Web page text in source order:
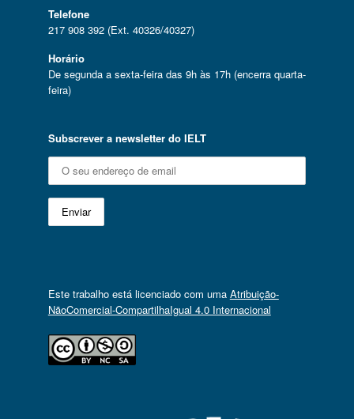
Telefone
217 908 392 (Ext. 40326/40327)
Horário
De segunda a sexta-feira das 9h às 17h (encerra quarta-
feira)
Subscrever a newsletter do IELT
Este trabalho está licenciado com uma Atribuição-
NãoComercial-CompartilhaIgual 4.0 Internacional